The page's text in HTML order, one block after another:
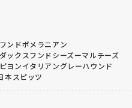
ンドポメラニアン
ックスフンドシーズーマルチーズ
ヨンイタリアングレーハウンド
本スピッツ